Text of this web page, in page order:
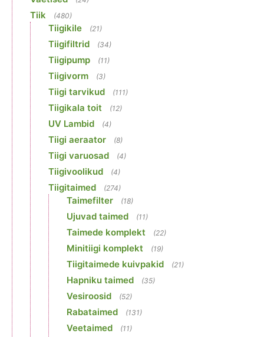
Tiik (480)
Tiigikile (21)
Tiigifiltrid (34)
Tiigipump (11)
Tiigivorm (3)
Tiigi tarvikud (111)
Tiigikala toit (12)
UV Lambid (4)
Tiigi aeraator (8)
Tiigi varuosad (4)
Tiigivoolikud (4)
Tiigitaimed (274)
Taimefilter (18)
Ujuvad taimed (11)
Taimede komplekt (22)
Minitiigi komplekt (19)
Tiigitaimede kuivpakid (21)
Hapniku taimed (35)
Vesiroosid (52)
Rabataimed (131)
Veetaimed (11)